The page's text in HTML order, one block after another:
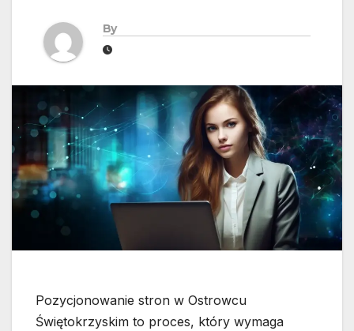
By
Pozycjonowanie stron w Ostrowcu
Świętokrzyskim to proces, który wymaga